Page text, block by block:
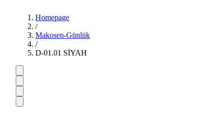
Homepage
/
Makosen-Günlük
/
D-01.01 SİYAH